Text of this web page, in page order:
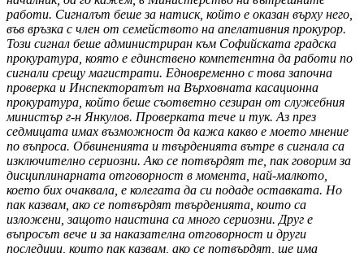
работи. Сигналът беше за натиск, който е оказан върху него,
във връзка с член от семейството на апелативния прокурор.
Този сигнал беше администриран към Софийската градска
прокуратура, която е единствено компетентна да работи по
сигнали срещу магистрати. Едновременно с това започна
проверка и Инспекторатът на Върховната касационна
прокуратура, който беше съответно сезиран от служебния
министър г-н Янкулов. Проверката тече и тук. Аз през
седмицата имах възможност да кажа какво е моето мнение
по въпроса. Обвиненията и твърденията вътре в сигнала са
изключително сериозни. Ако се потвърдят те, пак говорим за
дисциплинарната отговорност в момента, най-малкото,
което бих очаквала, е колегата да си подаде оставката. Но
пак казвам, ако се потвърдят твърденията, които са
изложени, защото наистина са много сериозни. Друг е
въпросът вече и за наказателна отговорност и други
последици, които пак казвам, ако се потвърдят, ще има